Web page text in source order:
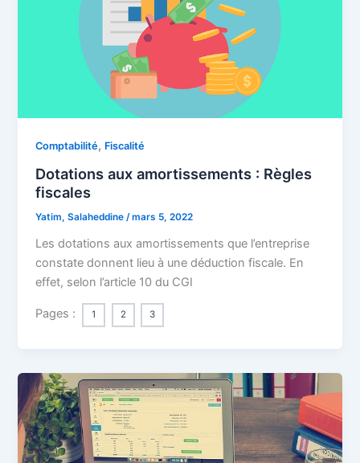
Comptabilité, Fiscalité
Dotations aux amortissements : Règles
fiscales
Yatim, Salaheddine/mars 5, 2022
Les dotations aux amortissements que l’entreprise
constate donnent lieu à une déduction fiscale. En
effet, selon l’article 10 du CGI
Pages : 1 2 3